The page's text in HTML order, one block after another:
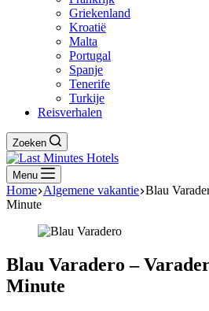
Griekenland
Kroatië
Malta
Portugal
Spanje
Tenerife
Turkije
Reisverhalen
Zoeken
Menu
Home Algemene vakantie Blau
Minute
Blau Varadero –
Minute